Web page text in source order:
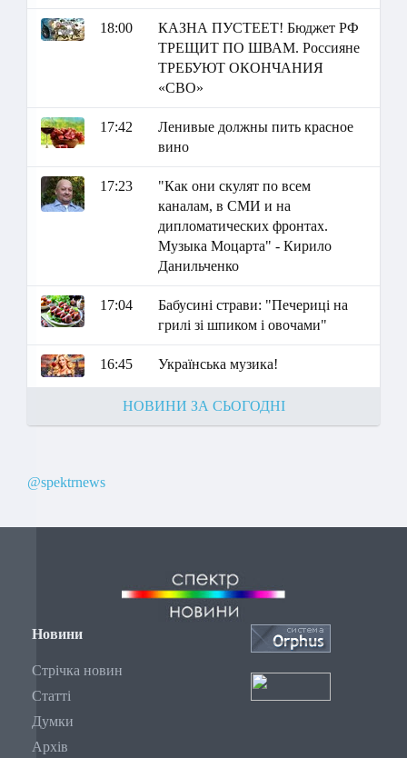
18:00
КАЗНА ПУСТЕЕТ! Бюджет РФ
ТРЕЩИТ ПО ШВАМ. Россияне
ТРЕБУЮТ ОКОНЧАНИЯ
«СВО»
17:42
Ленивые должны пить красное
вино
17:23
"Как они скулят по всем
каналам, в СМИ и на
дипломатических фронтах.
Музыка Моцарта" - Кирило
Данильченко
17:04
Бабусині страви: "Печериці на
грилі зі шпиком і овочами"
16:45 Українська музика!
НОВИНИ ЗА СЬОГОДНІ
@spektrnews
Новини
Стрічка новин
Статті
Думки
Архів